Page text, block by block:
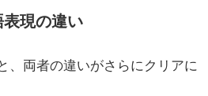
現の違い
、両者の違いがさらにクリアに